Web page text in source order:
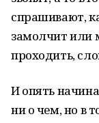
спрашивают,
замолчит или
проходить,
И опять
ни о чем, но в